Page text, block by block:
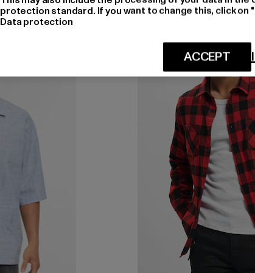
NEU -52%
protection standard. If you want to change this, click
Data protection
ACCEPT